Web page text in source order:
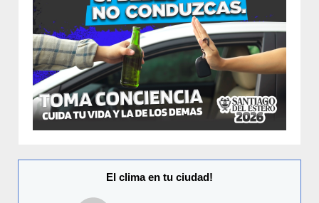
El clima en tu ciudad!